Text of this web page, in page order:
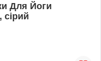
Для Йоги
сірий